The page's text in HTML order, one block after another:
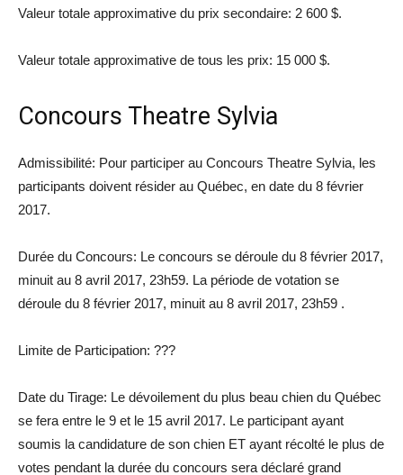
Valeur totale approximative du prix secondaire: 2 600 $.
Valeur totale approximative de tous les prix: 15 000 $.
Concours Theatre Sylvia
Admissibilité: Pour participer au Concours Theatre Sylvia, les
participants doivent résider au Québec, en date du 8 février
2017.
Durée du Concours: Le concours se déroule du 8 février 2017,
minuit au 8 avril 2017, 23h59. La période de votation se
déroule du 8 février 2017, minuit au 8 avril 2017, 23h59 .
Limite de Participation: ???
Date du Tirage: Le dévoilement du plus beau chien du Québec
se fera entre le 9 et le 15 avril 2017. Le participant ayant
soumis la candidature de son chien ET ayant récolté le plus de
votes pendant la durée du concours sera déclaré grand